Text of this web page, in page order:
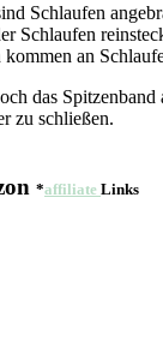
Schlaufen
Schlaufen
das
zu schließen.
*affiliate Links